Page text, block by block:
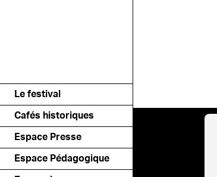
Le festival
Cafés historiques
Espace Presse
Espace Pédagogique